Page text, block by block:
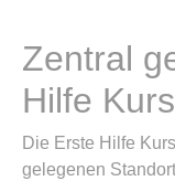
Zentral
Hilfe
Die Erste Hilfe
gelegenen